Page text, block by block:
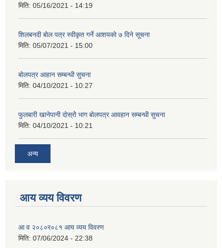
मिति: 05/16/2021 - 14:19
शिलबनदी बाेल पत्र स्वीकृत गर्ने आशयकाे ७ दिने सूचना
मिति: 05/07/2021 - 15:00
बाेलपत्र आहान सम्बन्धी सुचना
मिति: 04/10/2021 - 10:27
फुलबारी खानेपानी दाेस्राेे भाग बाेलपत्र आवहान सम्बन्धी सुचना
मिति: 04/10/2021 - 10:21
अन्य
आय व्यय विवरण
आ व २०८०र०८१ आय व्यय विवरण
मिति: 07/06/2024 - 22:38